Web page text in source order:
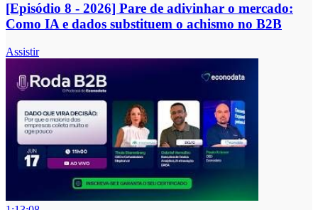
[Episódio 8 - 2026] Pare de adivinhar o mercado:
Como IA e dados substituem o achismo no B2B
Assistir